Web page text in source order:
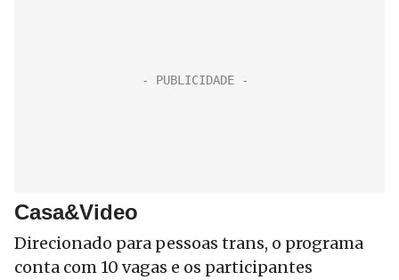
Casa&Video
Direcionado para pessoas trans, o programa
conta com 10 vagas e os participantes